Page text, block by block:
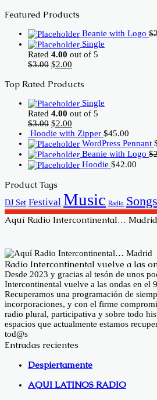
Featured Products
Beanie with Logo $
Single
Rated 4.00 out of 5
$3.00 Original
was:
$2.00
is:
Top Rated Products
Single
Rated 4.00 out of 5
$3.00 Original
price
was:
$3.00.
$2.00
price
is:
$2.00.
Hoodie with Zipper $45.00
WordPress Pennant
Beanie with Logo $
Hoodie $42.00
Product Tags
DJ Set Festival Music Radio Songs
Aquí Radio Intercontinental… Madrid
Radio Intercontinental vuelve a las
Desde 2023 y gracias al tesón de unos
Intercontinental vuelve a las ondas en el
Recuperamos una programación de
incorporaciones, y con el firme
radio plural, participativa y sobre todo
espacios que actualmente estamos
tod@s
Entradas recientes
Despiertamente
AQUI LATINOS RADIO